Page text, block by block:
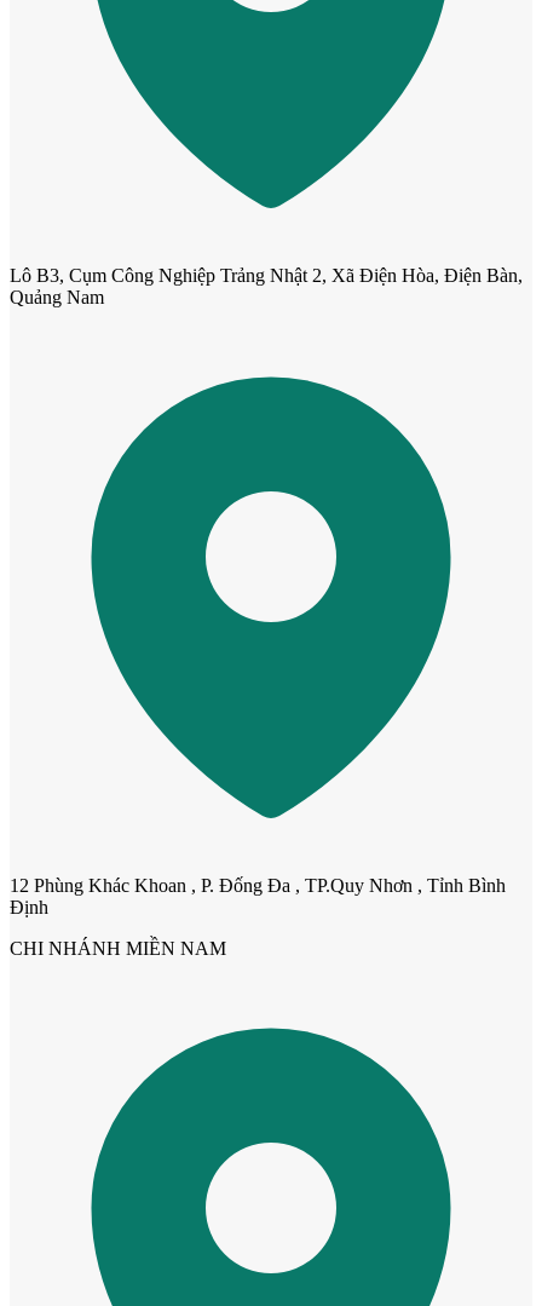
Cửa Nhựa Y@door
Cửa nhựa Composite Đài Loan
Cửa cho thú cưng
Lô B3, Cụm Công Nghiệp Trảng Nhật 2, Xã Điện Hòa, Điện Bàn,
Quảng Nam
12 Phùng Khác Khoan , P. Đống Đa , TP.Quy Nhơn , Tỉnh Bình
Định
CHI NHÁNH MIỀN NAM